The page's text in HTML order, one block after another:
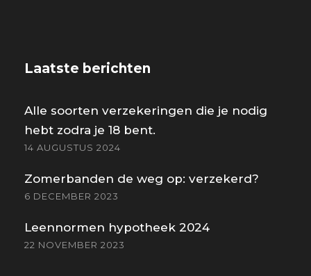
Laatste berichten
Alle soorten verzekeringen die je nodig
hebt zodra je 18 bent.
14 AUGUSTUS 2024
Zomerbanden de weg op: verzekerd?
6 DECEMBER 2023
Leennormen hypotheek 2024
22 NOVEMBER 2023